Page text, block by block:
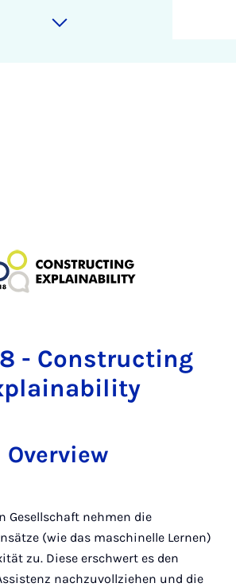
- Constructing
Overview
Gesellschaft nehmen die
(wie das maschinelle Lernen)
zu. Diese erschwert es den
nachzuvollziehen und die